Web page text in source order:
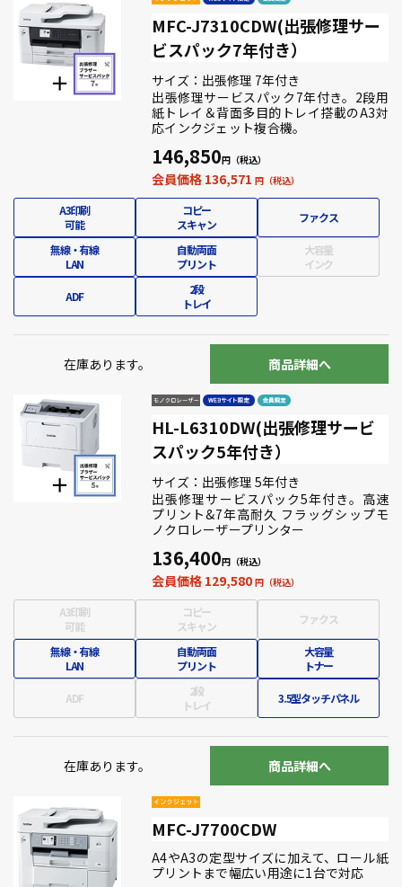
MFC-J7310CDW(出張修理サー
ビスパック7年付き）
サイズ：出張修理 7年付き
出張修理サービスパック7年付き。2段用
紙トレイ＆背面多目的トレイ搭載のA3対
応インクジェット複合機。
146,850
会員価格 136,571
A3印刷
可能
コピー
スキャン
ファクス
無線・有線
LAN
自動両面
プリント
大容量
インク
ADF
2段
トレイ
在庫あります。 商品詳細へ
HL-L6310DW(出張修理サービ
スパック5年付き）
サイズ：出張修理 5年付き
出張修理サービスパック5年付き。高速
プリント&7年高耐久 フラッグシップモ
ノクロレーザープリンター
136,400
会員価格 129,580
A3印刷
可能
コピー
スキャン
ファクス
無線・有線
LAN
自動両面
プリント
大容量
トナー
ADF
2段
トレイ
3.5型タッチパネル
在庫あります。 商品詳細へ
MFC-J7700CDW
A4やA3の定型サイズに加えて、ロール紙
プリントまで幅広い用途に1台で対応